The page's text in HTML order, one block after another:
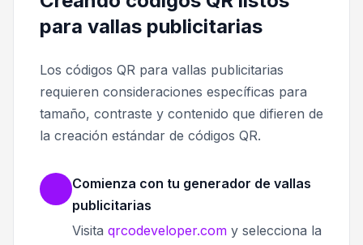
para vallas publicitarias
Los códigos QR para vallas publicitarias
requieren consideraciones específicas para
tamaño, contraste y contenido que difieren de
la creación estándar de códigos QR.
Comienza con tu generador de vallas
publicitarias
Visita qrcodeveloper.com y selecciona la